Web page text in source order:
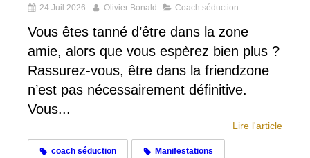
24 Juil 2026 Olivier Bonald Coach séduction
Vous êtes tanné d’être dans la zone
amie, alors que vous espèrez bien plus ?
Rassurez-vous, être dans la friendzone
n’est pas nécessairement définitive.
Vous...
Lire l'article
coach séduction Manifestations